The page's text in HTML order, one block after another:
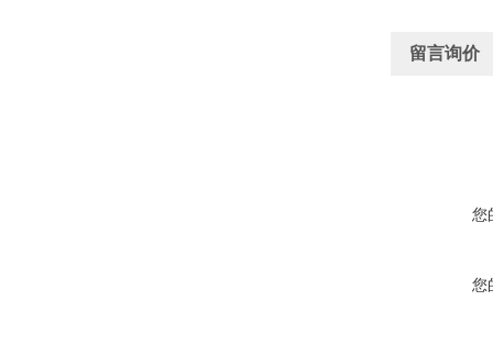
留言询价
您
您